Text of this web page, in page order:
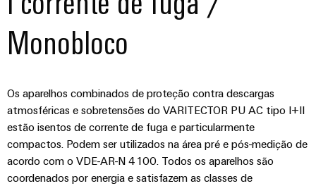
Monobloco
Os aparelhos combinados de proteção contra descargas
atmosféricas e sobretensões do VARITECTOR PU AC tipo I+II
estão isentos de corrente de fuga e particularmente
compactos. Podem ser utilizados na área pré e pós-medição de
acordo com o VDE-AR-N 4100. Todos os aparelhos são
coordenados por energia e satisfazem as classes de